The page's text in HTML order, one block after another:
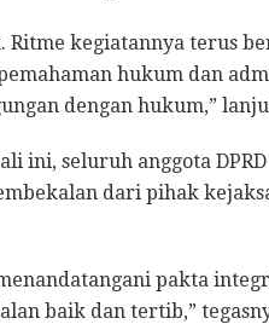
Ritme kegiatannya terus
hukum dan
dengan hukum,”
ini, seluruh anggota
dari pihak
pakta
baik dan tertib,”